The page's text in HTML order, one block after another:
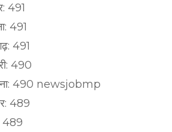
491
491
491
490
490 newsjobmp
489
489